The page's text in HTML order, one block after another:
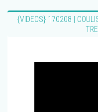
{VIDEOS} 170208 |